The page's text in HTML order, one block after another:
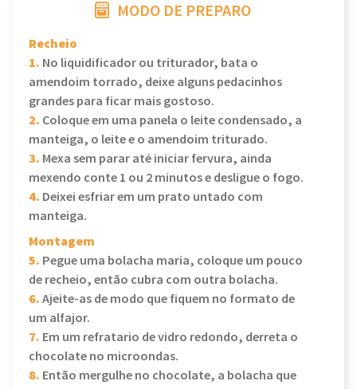
MODO DE PREPARO
Recheio
1. No liquidificador ou triturador, bata o
amendoim torrado, deixe alguns pedacinhos
grandes para ficar mais gostoso.
2. Coloque em uma panela o leite condensado, a
manteiga, o leite e o amendoim triturado.
3. Mexa sem parar até iniciar fervura, ainda
mexendo conte 1 ou 2 minutos e desligue o fogo.
4. Deixei esfriar em um prato untado com
manteiga.
Montagem
5. Pegue uma bolacha maria, coloque um pouco
de recheio, então cubra com outra bolacha.
6.Ajeite-as de modo que fiquem no formato de
um alfajor.
7. Em um refratario de vidro redondo, derreta o
chocolate no microondas.
8. Então mergulhe no chocolate, a bolacha que